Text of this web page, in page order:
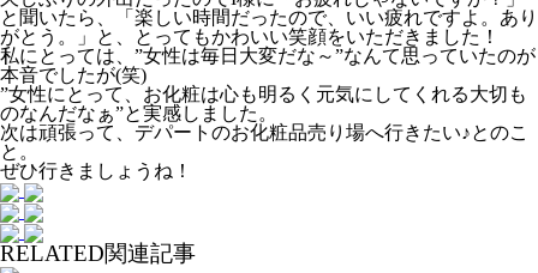
と聞いたら、「楽しい時間だったので、いい疲れですよ。あり
がとう。」と、とってもかわいい笑顔をいただきました！
私にとっては、”女性は毎日大変だな～”なんて思っていたのが
本音でしたが(笑)
”女性にとって、お化粧は心も明るく元気にしてくれる大切も
のなんだなぁ”と実感しました。
次は頑張って、デパートのお化粧品売り場へ行きたい♪とのこ
と。
ぜひ行きましょうね！
RELATED関連記事